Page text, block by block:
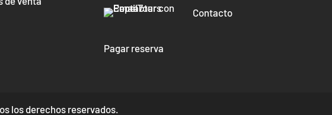
Contacto
Pagar reserva
los derechos reservados.